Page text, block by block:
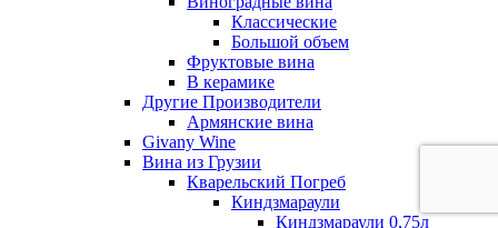
Классические
Большой объем
Фруктовые вина
В керамике
Другие Производители
Армянские вина
Givany Wine
Вина из Грузии
Кварельский Погреб
Киндзмараули
Киндзмараули 0,75л